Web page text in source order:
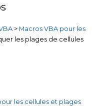
> Macros VBA pour les
les plages de cellules
les cellules et plages